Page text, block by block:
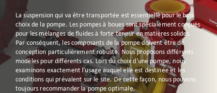
La suspension qui va être transportée est essentielle pour le bon
choix de la pompe. Les pompes à boues sont spécialement conçues
pour les mélanges de fluides à forte teneur en matières solides.
Par conséquent, les composants de la pompe doivent être de
conception particulièrement robuste. Nous proposons différents
modèles pour différents cas. Lors du choix d'une pompe, nous
examinons exactement l'usage auquel elle est destinée et les
conditions qui prévalent sur le site. De cette façon, nous pouvons
toujours recommander la pompe optimale.